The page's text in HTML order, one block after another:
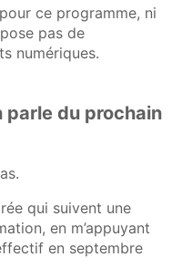
ce programme, ni
pas de
numériques.
du prochain
qui suivent une
en m’appuyant
en septembre